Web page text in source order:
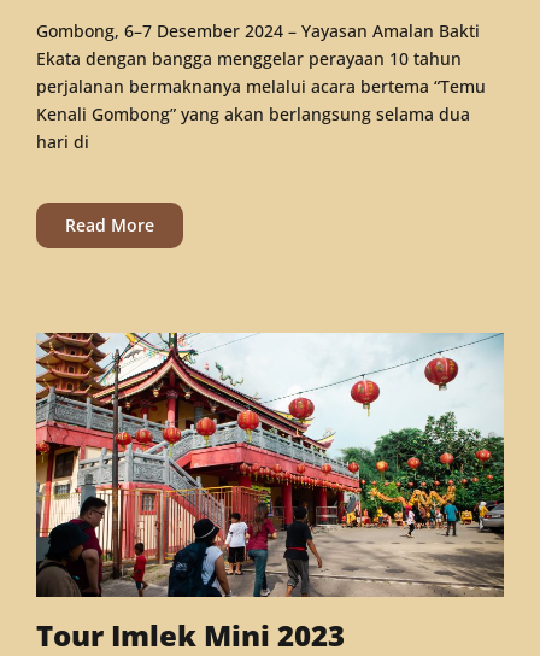
Gombong, 6–7 Desember 2024 – Yayasan Amalan Bakti
Ekata dengan bangga menggelar perayaan 10 tahun
perjalanan bermaknanya melalui acara bertema “Temu
Kenali Gombong” yang akan berlangsung selama dua
hari di
Read More
Tour Imlek Mini 2023